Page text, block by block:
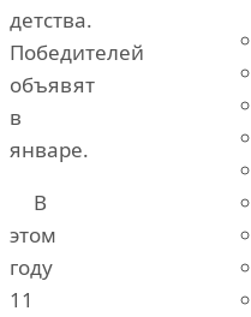
детства.
Победителей
объявят
в
январе.
В
этом
году
11